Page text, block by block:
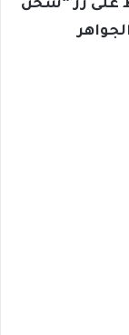
على زر “شحن